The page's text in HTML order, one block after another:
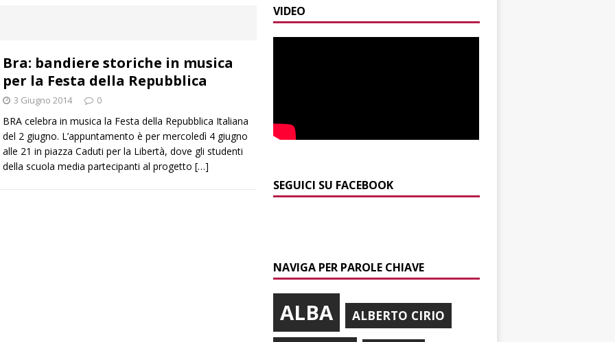
Controlli straordinari ad Asti: oltre 150 persone identificate
Fondazione CRC, oltre 2,15 milioni per 41 progetti green
Bra: bandiere storiche in musica
per la Festa della Repubblica
3 Giugno 2014 0
BRA celebra in musica la Festa della Repubblica Italiana
del 2 giugno. L’appuntamento è per mercoledì 4 giugno
alle 21 in piazza Caduti per la Libertà, dove gli studenti
della scuola media partecipanti al progetto […]
VIDEO
SEGUICI SU FACEBOOK
NAVIGA PER PAROLE CHIAVE
ALBA ALBERTO CIRIO